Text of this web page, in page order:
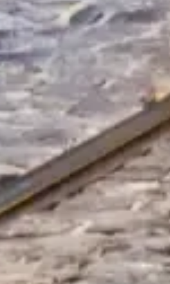
mit Ihren Tickets
die Ihren Besuch mit
Führung bereichern.